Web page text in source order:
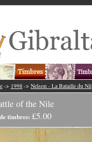
-> 1998 -> Nelson - La Bataille du Nil
of the Nile
timbres: £5.00